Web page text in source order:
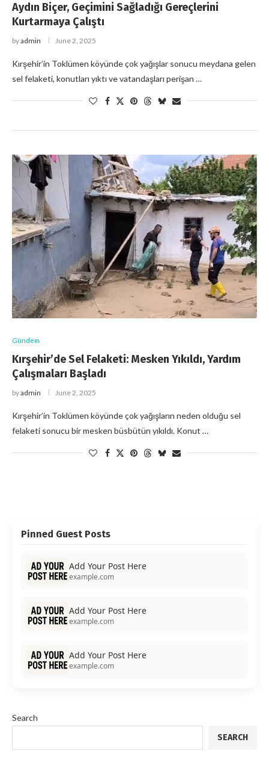
Aydın Biçer, Geçimini Sağladığı Gereçlerini
Kurtarmaya Çalıştı
byadmin June 2, 2025
Kırşehir’in Toklümen köyünde çok yağışlar sonucu meydana gelen
sel felaketi, konutları yıktı ve vatandaşları perişan …
Gündem
Kırşehir’de Sel Felaketi: Mesken Yıkıldı, Yardım
Çalışmaları Başladı
byadmin June 2, 2025
Kırşehir’in Toklümen köyünde çok yağışların neden olduğu sel
felaketi sonucu bir mesken büsbütün yıkıldı. Konut …
Pinned Guest Posts
Add Your Post Here
example.com
Add Your Post Here
example.com
Add Your Post Here
example.com
Search
SEARCH